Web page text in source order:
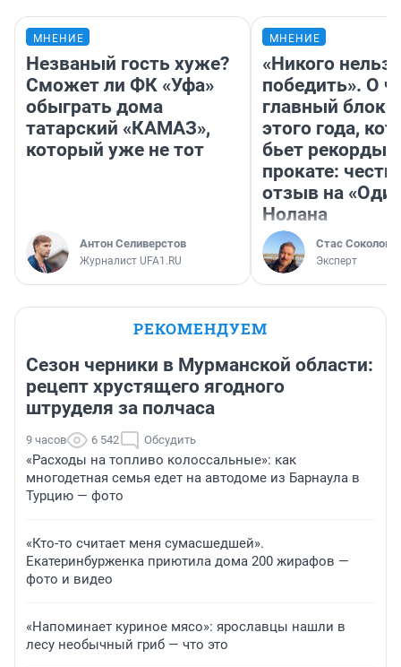
МНЕНИЕ
Незваный гость хуже?
Сможет ли ФК «Уфа»
обыграть дома
татарский «КАМАЗ»,
который уже не тот
Антон Селиверстов
Журналист UFA1.RU
МНЕНИЕ
«Никого нельзя
победить». О
главный
этого года,
бьет рекорды в
прокате:
отзыв на
Нолана
Стас Соколов
Эксперт
РЕКОМЕНДУЕМ
Сезон черники в Мурманской области:
рецепт хрустящего ягодного
штруделя за полчаса
9 часов 6 542 Обсудить
«Расходы на топливо колоссальные»: как
многодетная семья едет на автодоме из Барнаула в
Турцию — фото
«Кто-то считает меня сумасшедшей».
Екатеринбурженка приютила дома 200 жирафов —
фото и видео
«Напоминает куриное мясо»: ярославцы нашли в
лесу необычный гриб — что это